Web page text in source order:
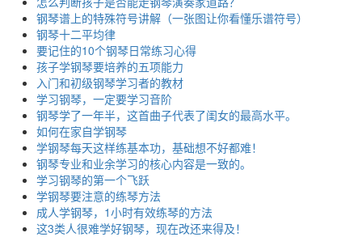
钢琴谱上的特殊符号讲解（一张图让你看懂乐谱符号）
钢琴十二平均律
要记住的10个钢琴日常练习心得
孩子学钢琴要培养的五项能力
入门和初级钢琴学习者的教材
学习钢琴，一定要学习音阶
钢琴学了一年半，这首曲子代表了闺女的最高水平。
如何在家自学钢琴
学钢琴每天这样练基本功，基础想不好都难！
钢琴专业和业余学习的核心内容是一致的。
学习钢琴的第一个飞跃
学钢琴要注意的练琴方法
成人学钢琴，1小时有效练琴的方法
这3类人很难学好钢琴，现在改还来得及！